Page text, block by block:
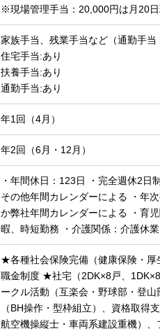
※現場管理手当：20,000円は月20
家族手当、残業手当など（通勤手当
住宅手当:あり
扶養手当:あり
通勤手当:あり
年1回（4月）
年2回（6月・12月）
・年間休日：123日 ・完全週休2日
その他年間カレンダーによる ・年
か弊社年間カレンダーによる ・育
暇、時短勤務 ・介護関係：介護休
★各種社会保険完備（健康保険・厚
職金制度 ★社宅（2DK×8戸、
ークル活動（互楽会・野球部・登
（BH操作・型枠組立）、資格取
航空機操縦士・車両系建設重機）